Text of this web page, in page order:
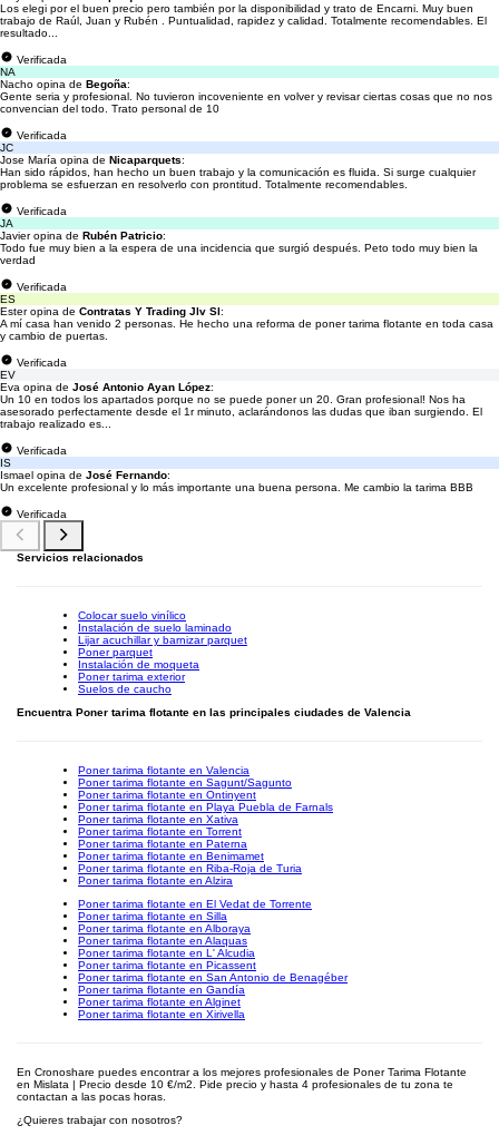
Los elegi por el buen precio pero también por la disponibilidad y trato de Encarni. Muy buen
trabajo de Raúl, Juan y Rubén . Puntualidad, rapidez y calidad. Totalmente recomendables. El
resultado...
Verificada
NA
Nacho opina de Begoña:
Gente seria y profesional. No tuvieron incoveniente en volver y revisar ciertas cosas que no nos
convencian del todo. Trato personal de 10
Verificada
JC
Jose María opina de Nicaparquets:
Han sido rápidos, han hecho un buen trabajo y la comunicación es fluida. Si surge cualquier
problema se esfuerzan en resolverlo con prontitud. Totalmente recomendables.
Verificada
JA
Javier opina de Rubén Patricio:
Todo fue muy bien a la espera de una incidencia que surgió después. Peto todo muy bien la
verdad
Verificada
ES
Ester opina de Contratas Y Trading Jlv Sl:
A mí casa han venido 2 personas. He hecho una reforma de poner tarima flotante en toda casa
y cambio de puertas.
Verificada
EV
Eva opina de José Antonio Ayan López:
Un 10 en todos los apartados porque no se puede poner un 20. Gran profesional! Nos ha
asesorado perfectamente desde el 1r minuto, aclarándonos las dudas que iban surgiendo. El
trabajo realizado es...
Verificada
IS
Ismael opina de José Fernando:
Un excelente profesional y lo más importante una buena persona. Me cambio la tarima BBB
Verificada
Servicios relacionados
Colocar suelo vinílico
Instalación de suelo laminado
Lijar acuchillar y barnizar parquet
Poner parquet
Instalación de moqueta
Poner tarima exterior
Suelos de caucho
Encuentra Poner tarima flotante en las principales ciudades de Valencia
Poner tarima flotante en Valencia
Poner tarima flotante en Sagunt/Sagunto
Poner tarima flotante en Ontinyent
Poner tarima flotante en Playa Puebla de Farnals
Poner tarima flotante en Xativa
Poner tarima flotante en Torrent
Poner tarima flotante en Paterna
Poner tarima flotante en Benimamet
Poner tarima flotante en Riba-Roja de Turia
Poner tarima flotante en Alzira
Poner tarima flotante en El Vedat de Torrente
Poner tarima flotante en Silla
Poner tarima flotante en Alboraya
Poner tarima flotante en Alaquas
Poner tarima flotante en L' Alcudia
Poner tarima flotante en Picassent
Poner tarima flotante en San Antonio de Benagéber
Poner tarima flotante en Gandía
Poner tarima flotante en Alginet
Poner tarima flotante en Xirivella
En Cronoshare puedes encontrar a los mejores profesionales de Poner Tarima Flotante
en Mislata | Precio desde 10 €/m2. Pide precio y hasta 4 profesionales de tu zona te
contactan a las pocas horas.
¿Quieres trabajar con nosotros?